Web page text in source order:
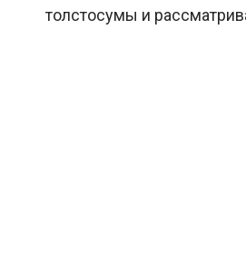
толстосумы и